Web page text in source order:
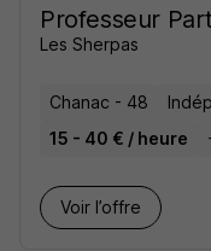
Professeur
Les Sherpas
Chanac - 48
15 - 40 € / heure
Voir l’offre